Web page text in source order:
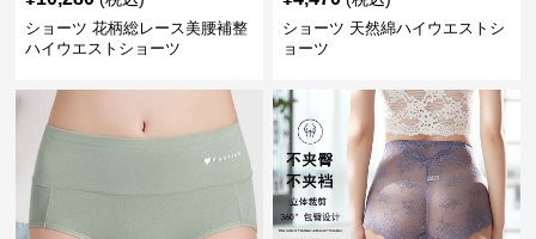
ショーツ 花柄総レース美腰補整
ハイウエストショーツ
ショーツ 天然綿ハイウエストシ
ョーツ